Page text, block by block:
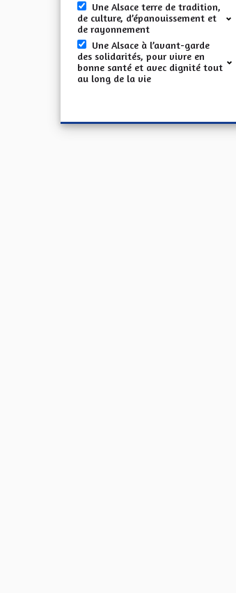
Une Alsace terre de tradition,
de culture, d’épanouissement et
de rayonnement
Une Alsace à l’avant-garde
des solidarités, pour vivre en
bonne santé et avec dignité tout
au long de la vie